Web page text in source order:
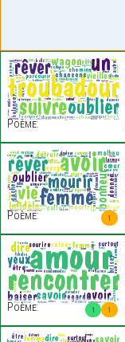
Poème:
1
Poème:
1 1
Poème: